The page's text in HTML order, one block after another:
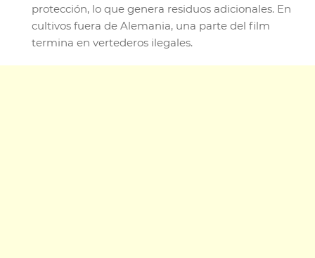
protección, lo que genera residuos adicionales. En
cultivos fuera de Alemania, una parte del film
termina en vertederos ilegales.